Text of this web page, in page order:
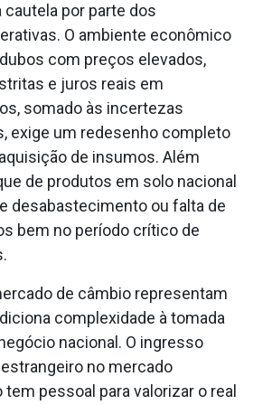
por parte dos
O ambiente econômico
com preços elevados,
e juros reais em
somado às incertezas
exige um redesenho completo
de insumos. Além
de produtos em solo nacional
desabastecimento ou falta de
bem no período crítico de
de câmbio representam
complexidade à tomada
nacional. O ingresso
no mercado
pessoal para valorizar o real